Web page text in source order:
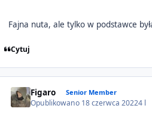
Fajna nuta, ale tylko w podstawce
Cytuj
Figaro Senior Member
Opublikowano 18 czerwca 20224 l